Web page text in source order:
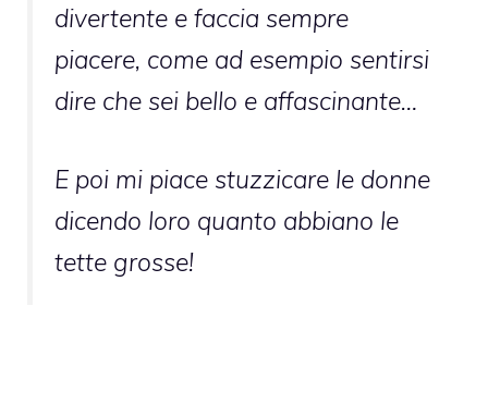
divertente e faccia sempre
piacere, come ad esempio sentirsi
dire che sei bello e affascinante…
E poi mi piace stuzzicare le donne
dicendo loro quanto abbiano le
tette grosse!